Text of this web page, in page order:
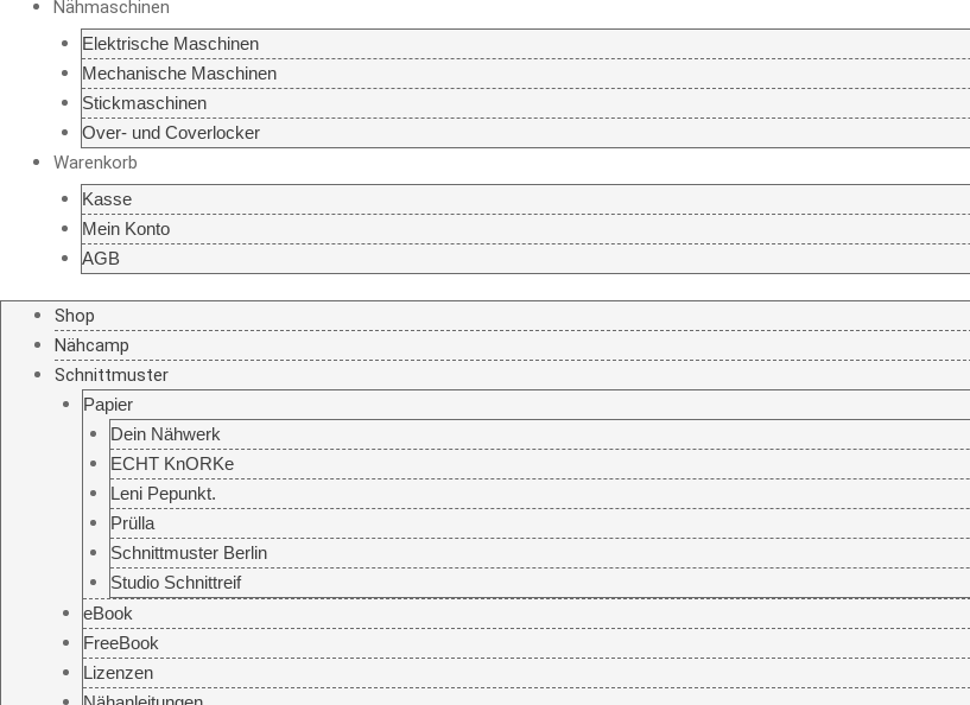
Nähmaschinen
Elektrische Maschinen
Mechanische Maschinen
Stickmaschinen
Over- und Coverlocker
Warenkorb
Kasse
Mein Konto
AGB
Shop
Nähcamp
Schnittmuster
Papier
Dein Nähwerk
ECHT KnORKe
Leni Pepunkt.
Prülla
Schnittmuster Berlin
Studio Schnittreif
eBook
FreeBook
Lizenzen